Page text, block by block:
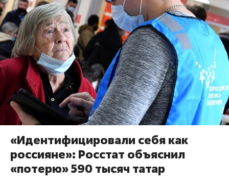
«Идентифицировали себя как
россияне»: Росстат объяснил
«потерю» 590 тысяч татар